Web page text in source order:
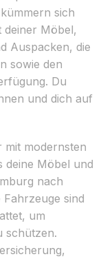
sich
Möbel,
Auspacken, die
sowie den
Du
und dich auf
mit modernsten
deine Möbel und
nach
sind
um
schützen.